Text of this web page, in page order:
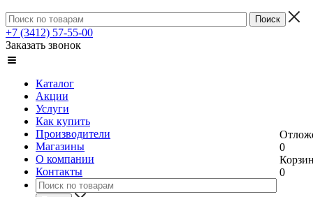
+7 (3412) 57-55-00
Заказать звонок
Каталог
Акции
Услуги
Как купить
Производители
Магазины
О компании
Контакты
0
0